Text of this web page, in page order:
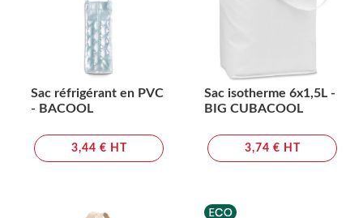
Sac réfrigérant en PVC
- BACOOL
3,44 € HT
Sac isotherme 6x1,5L -
BIG CUBACOOL
3,74 € HT